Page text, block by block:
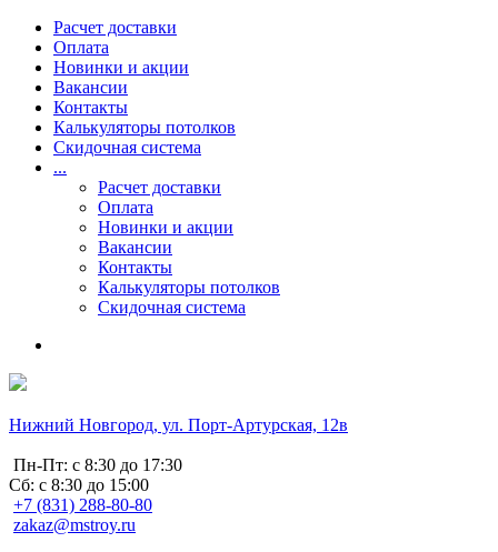
Расчет доставки
Оплата
Новинки и акции
Вакансии
Контакты
Калькуляторы потолков
Скидочная система
...
Расчет доставки
Оплата
Новинки и акции
Вакансии
Контакты
Калькуляторы потолков
Скидочная система
Нижний Новгород, ул. Порт-Артурская, 12в
Пн-Пт: с 8:30 до 17:30
Сб: с 8:30 до 15:00
+7 (831) 288-80-80
zakaz@mstroy.ru